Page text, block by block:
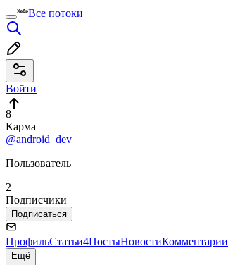
Все потоки
Войти
8
Карма
@android_dev
Пользователь
2
Подписчики
Подписаться
ПрофильСтатьи4ПостыНовостиКомментарии
Ещё